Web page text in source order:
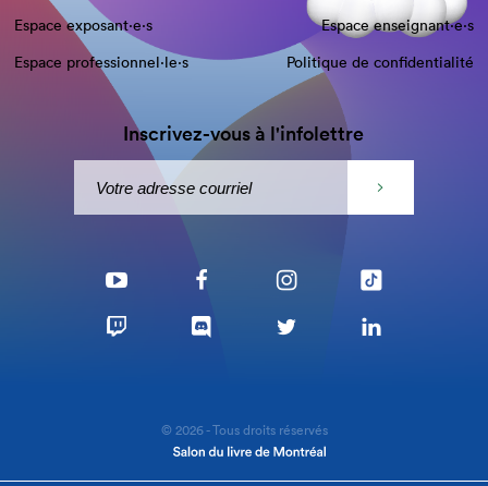
Espace exposant·e⋅s
Espace enseignant·e⋅s
Espace professionnel·le⋅s
Politique de confidentialité
Inscrivez-vous à l'infolettre
© 2026 - Tous droits réservés